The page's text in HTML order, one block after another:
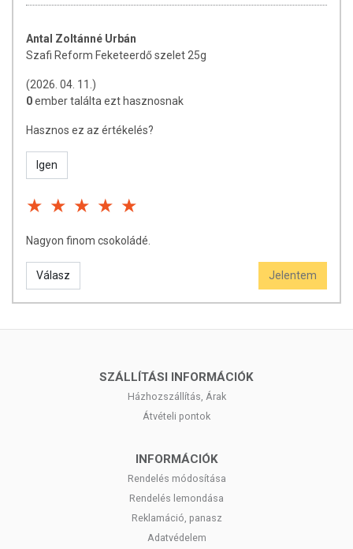
Antal Zoltánné Urbán
Szafi Reform Feketeerdő szelet 25g
(2026. 04. 11.)
0ember találta ezt hasznosnak
Hasznos ez az értékelés?
Igen
Nagyon finom csokoládé.
Válasz Jelentem
SZÁLLÍTÁSI INFORMÁCIÓK
Házhozszállítás, Árak
Átvételi pontok
INFORMÁCIÓK
Rendelés módosítása
Rendelés lemondása
Reklamáció, panasz
Adatvédelem